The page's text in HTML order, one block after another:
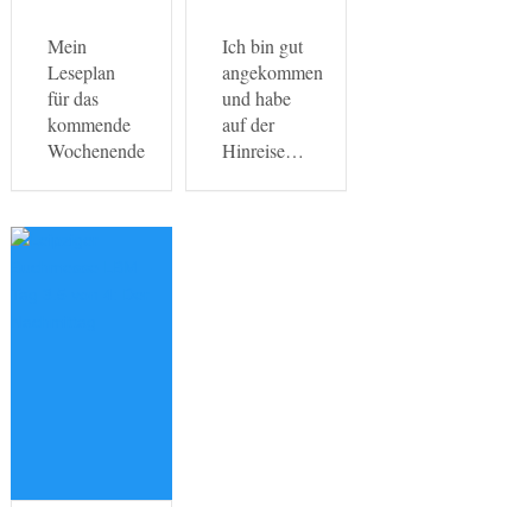
Mein
Leseplan
für das
kommende
Wochenende
Ich bin gut
angekommen
und habe
auf der
Hinreise…